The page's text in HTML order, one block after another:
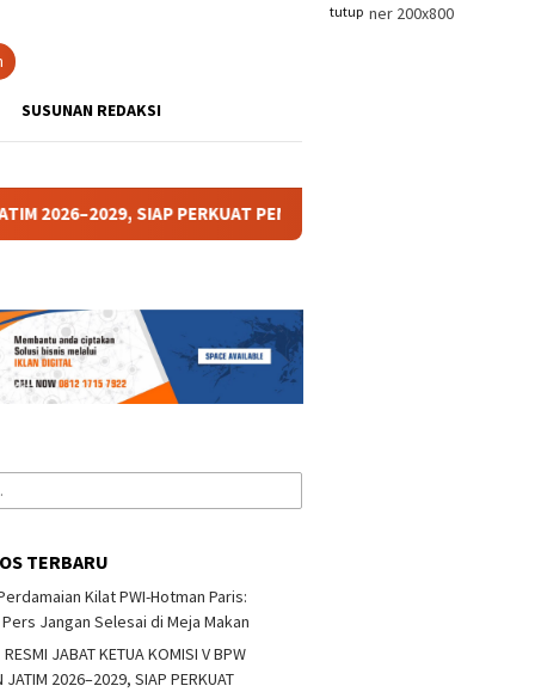
tutup
SUSUNAN REDAKSI
PENGABDIAN DAN BANTUAN HUKUM BAGI MASYARAKAT
TERBARU
Kilat PWI-Hotman Paris:
Jangan Selesai di Meja Makan
RESMI JABAT KETUA KOMISI V BPW
JATIM 2026–2029, SIAP PERKUAT